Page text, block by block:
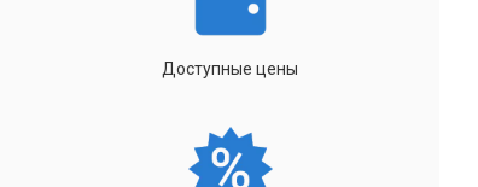
Доступные цены